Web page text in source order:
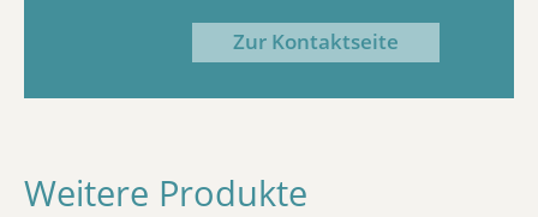
Zur Kontaktseite
Weitere Produkte